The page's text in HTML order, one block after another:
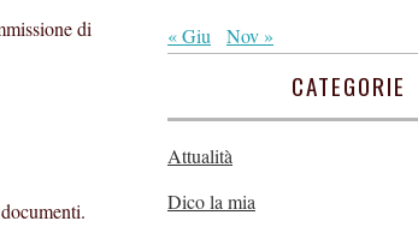
di
« Giu Nov »
CATEGORIE
Attualità
Dico la mia